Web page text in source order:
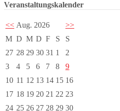
Veranstaltungskalender
<< Aug. 2026
>>
M D M D F S
S
27 28 29 30 31 1
2
3
4 5 6 7 8
9
10 11 12 13 14 15 16
17 18 19 20 21 22 23
24 25 26 27 28 29 30